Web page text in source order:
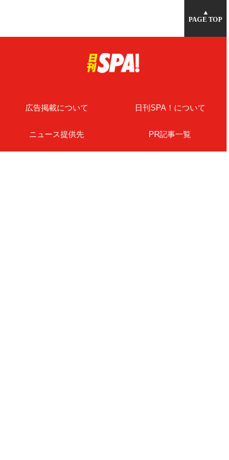
▲
PAGE TOP
広告掲載について 日刊SPA！について
ニュース提供先 PR記事一覧